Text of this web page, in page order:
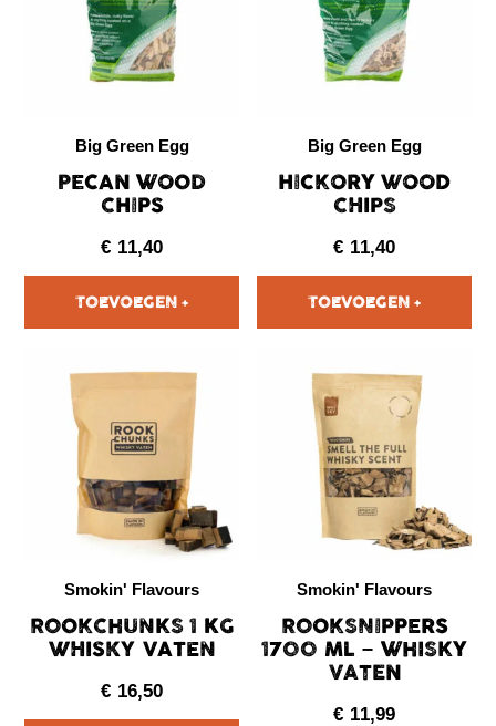
Big Green Egg
PECAN WOOD
CHIPS
€ 11,40
Big Green Egg
HICKORY WOOD
CHIPS
€ 11,40
Smokin' Flavours
ROOKCHUNKS 1 KG
WHISKY VATEN
€ 16,50
Smokin' Flavours
ROOKSNIPPERS
1700 ML – WHISKY
VATEN
€ 11,99